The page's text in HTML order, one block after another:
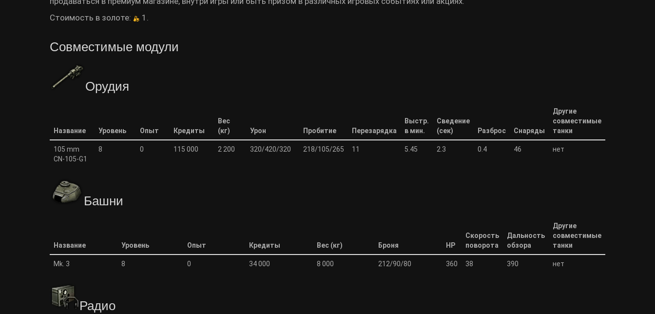
Стоимость в золоте:
1.
Совместимые модули
Орудия
Название Уровень Опыт Кредиты
Вес
(кг)
Урон Пробитие Перезарядка
Выстр.
в мин.
Сведение
(сек)
Разброс Снаряды
Другие
совместимые
танки
105 mm
CN-105-G1
8 0 115 000 2 200 320/420/320 218/105/265 11 5.45 2.3 0.4 46 нет
Башни
Название Уровень Опыт Кредиты Вес (кг) Броня HP
Скорость
поворота
Дальность
обзора
Другие
совместимые
танки
Мk. 3 8 0 34 000 8 000 212/90/80 360 38 390 нет
Радио